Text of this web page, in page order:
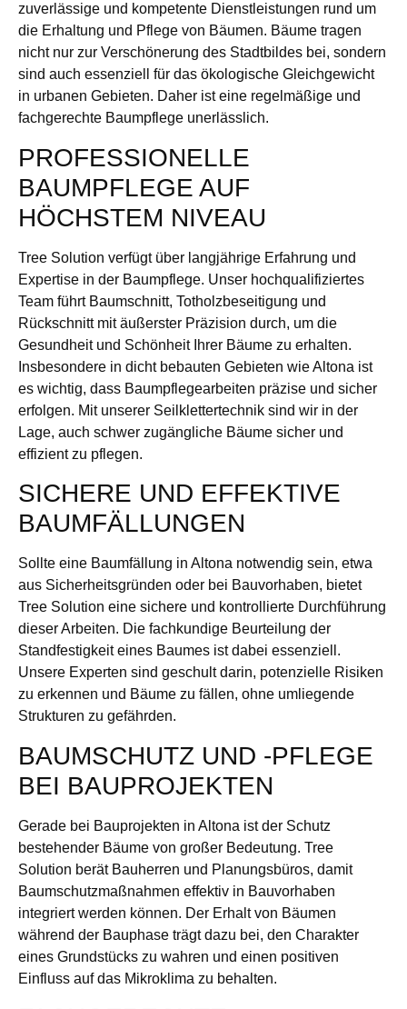
zuverlässige und kompetente Dienstleistungen rund um
die Erhaltung und Pflege von Bäumen. Bäume tragen
nicht nur zur Verschönerung des Stadtbildes bei, sondern
sind auch essenziell für das ökologische Gleichgewicht
in urbanen Gebieten. Daher ist eine regelmäßige und
fachgerechte Baumpflege unerlässlich.
PROFESSIONELLE
BAUMPFLEGE AUF
HÖCHSTEM NIVEAU
Tree Solution verfügt über langjährige Erfahrung und
Expertise in der Baumpflege. Unser hochqualifiziertes
Team führt Baumschnitt, Totholzbeseitigung und
Rückschnitt mit äußerster Präzision durch, um die
Gesundheit und Schönheit Ihrer Bäume zu erhalten.
Insbesondere in dicht bebauten Gebieten wie Altona ist
es wichtig, dass Baumpflegearbeiten präzise und sicher
erfolgen. Mit unserer Seilklettertechnik sind wir in der
Lage, auch schwer zugängliche Bäume sicher und
effizient zu pflegen.
SICHERE UND EFFEKTIVE
BAUMFÄLLUNGEN
Sollte eine Baumfällung in Altona notwendig sein, etwa
aus Sicherheitsgründen oder bei Bauvorhaben, bietet
Tree Solution eine sichere und kontrollierte Durchführung
dieser Arbeiten. Die fachkundige Beurteilung der
Standfestigkeit eines Baumes ist dabei essenziell.
Unsere Experten sind geschult darin, potenzielle Risiken
zu erkennen und Bäume zu fällen, ohne umliegende
Strukturen zu gefährden.
BAUMSCHUTZ UND -PFLEGE
BEI BAUPROJEKTEN
Gerade bei Bauprojekten in Altona ist der Schutz
bestehender Bäume von großer Bedeutung. Tree
Solution berät Bauherren und Planungsbüros, damit
Baumschutzmaßnahmen effektiv in Bauvorhaben
integriert werden können. Der Erhalt von Bäumen
während der Bauphase trägt dazu bei, den Charakter
eines Grundstücks zu wahren und einen positiven
Einfluss auf das Mikroklima zu behalten.